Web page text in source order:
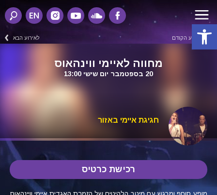
פתח סרגל נגישות
EN
לאירוע הקודם לאירוע הבא
מחווה לאיימי ווינהאוס
20 בספטמבר יום שישי 13:00
חגיגת איימי באזור
רכישת כרטיס